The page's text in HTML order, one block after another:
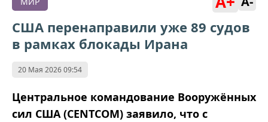
США перенаправили уже 89 судов
в рамках блокады Ирана
20 Мая 2026 09:54
Центральное командование Вооружённых
сил США (CENTCOM) заявило, что с